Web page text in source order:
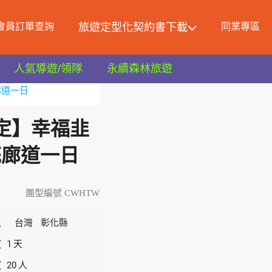
員訂單查詢 旅遊定型化契約書下載 同業專區
人氣導遊/領隊 永續森林旅遊
一日
】幸福韭
道一日
團型編號 CWHTW
台灣 彰化縣
1 天
20 人